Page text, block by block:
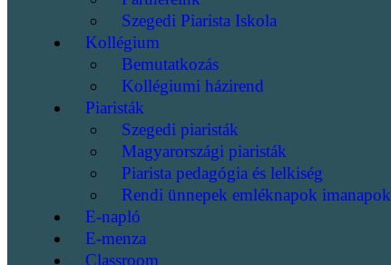
Szegedi Piarista Iskola
Kollégium
Bemutatkozás
Kollégiumi házirend
Piaristák
Szegedi piaristák
Magyarországi piaristák
Piarista pedagógia és lelkiség
Rendi ünnepek emléknapok imanapok
E-napló
E-menza
Classroom